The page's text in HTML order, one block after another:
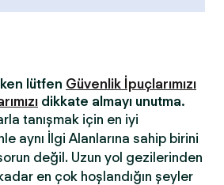
lütfen Güvenlik İpuçlarımızı
dikkate almayı unutma.
tanışmak için en iyi
aynı İlgi Alanlarına sahip birini
değil. Uzun yol gezilerinden
en çok hoşlandığın şeyler